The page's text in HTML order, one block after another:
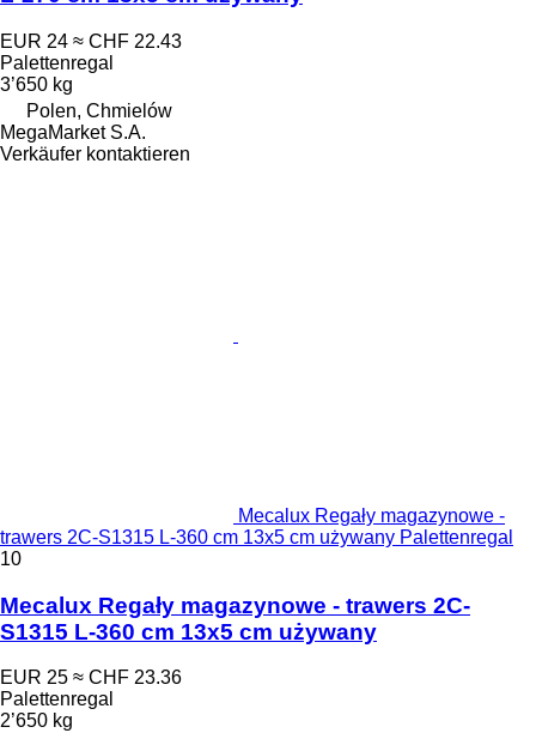
EUR 24 ≈ CHF 22.43
Palettenregal
3’650 kg
Polen, Chmielów
MegaMarket S.A.
Verkäufer kontaktieren
Mecalux Regały magazynowe -
trawers 2C-S1315 L-360 cm 13x5 cm używany Palettenregal
10
Mecalux Regały magazynowe - trawers 2C-
S1315 L-360 cm 13x5 cm używany
EUR 25 ≈ CHF 23.36
Palettenregal
2’650 kg